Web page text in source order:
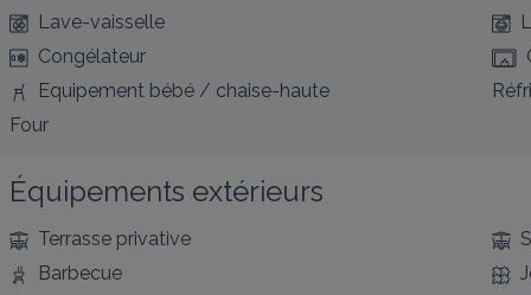
Lave-vaisselle
Congélateur
Equipement bébé / chaise-haute
Four
Équipements extérieurs
Terrasse privative
Barbecue